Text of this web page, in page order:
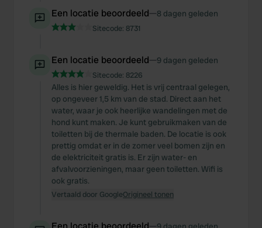
Een locatie beoordeeld—8 dagen geleden
Sitecode: 8731
Een locatie beoordeeld—9 dagen geleden
Sitecode: 8226
Alles is hier geweldig. Het is vrij centraal gelegen,
op ongeveer 1,5 km van de stad. Direct aan het
water, waar je ook heerlijke wandelingen met de
hond kunt maken. Je kunt gebruikmaken van de
toiletten bij de thermale baden. De locatie is ook
prettig omdat er in de zomer veel bomen zijn en
de elektriciteit gratis is. Er zijn water- en
afvalvoorzieningen, maar geen toiletten. Wifi is
ook gratis.
Vertaald door GoogleOrigineel tonen